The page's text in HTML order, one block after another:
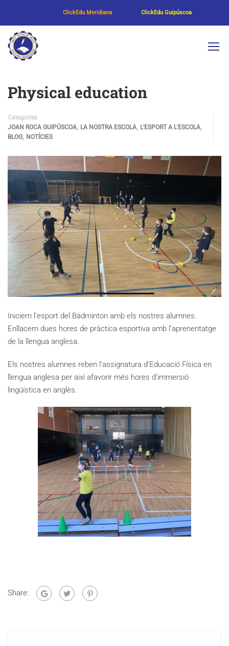
ClickEdu Meridiana ClickEdu Guipúscoa
Physical education
Categories
JOAN ROCA GUIPÚSCOA, LA NOSTRA ESCOLA, L'ESPORT A L'ESCOLA,
BLOG, NOTÍCIES
Iniciem l’esport del Bàdminton amb els nostres alumnes.
Enllacem dues hores de pràctica esportiva amb l’aprenentatge
de la llengua anglesa.
Els nostres alumnes reben l’assignatura d’Educació Física en
llengua anglesa per així afavorir més hores d’immersió
lingüística en anglès.
Share: